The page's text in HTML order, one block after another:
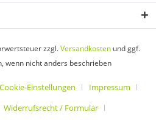
zzgl.Versandkosten und ggf.
wenn nicht anders beschrieben
Cookie-Einstellungen
Impressum
Widerrufsrecht / Formular